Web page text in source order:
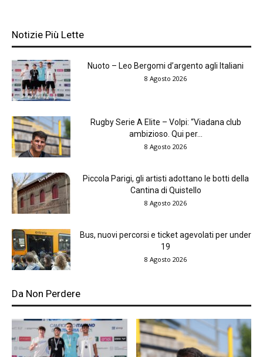
Notizie Più Lette
Nuoto – Leo Bergomi d’argento agli Italiani
8 Agosto 2026
Rugby Serie A Elite – Volpi: “Viadana club
ambizioso. Qui per...
8 Agosto 2026
Piccola Parigi, gli artisti adottano le botti della
Cantina di Quistello
8 Agosto 2026
Bus, nuovi percorsi e ticket agevolati per under
19
8 Agosto 2026
Da Non Perdere